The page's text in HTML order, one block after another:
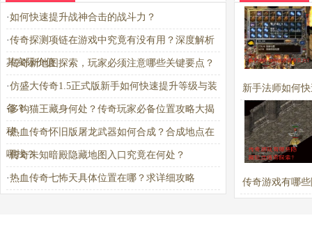
·如何快速提升战神合击的战斗力？
·传奇探测项链在游戏中究竟有没有用？深度解析
其实际价值
·传奇新地图探索，玩家必须注意哪些关键要点？
·仿盛大传奇1.5正式版新手如何快速提升等级与装
备？
·多钩猫王藏身何处？传奇玩家必备位置攻略大揭
秘
·热血传奇怀旧版屠龙武器如何合成？合成地点在
哪找？
·传奇未知暗殿隐藏地图入口究竟在何处？
·热血传奇七怖天具体位置在哪？求详细攻略
新手法师如何
实力？
传奇游戏有哪